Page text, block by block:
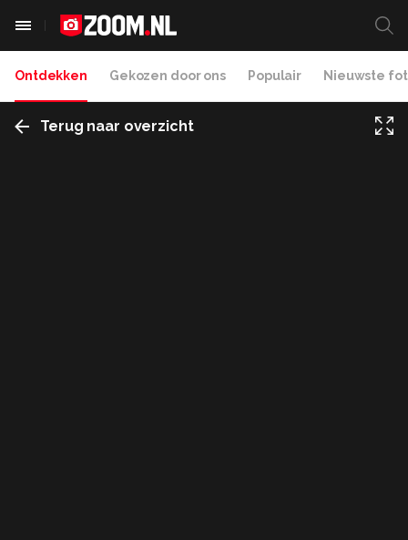
Ontdekken Gekozen door ons Populair Nieuwste
Terug naar overzicht